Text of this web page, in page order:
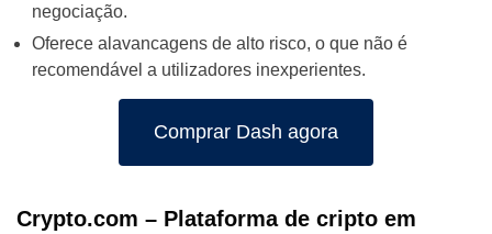
negociação.
Oferece alavancagens de alto risco, o que não é
recomendável a utilizadores inexperientes.
Comprar Dash agora
Crypto.com – Plataforma de cripto em